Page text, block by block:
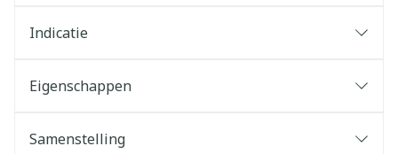
Indicatie
Eigenschappen
Samenstelling